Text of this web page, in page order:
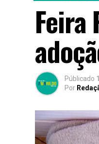
Públicado
Por